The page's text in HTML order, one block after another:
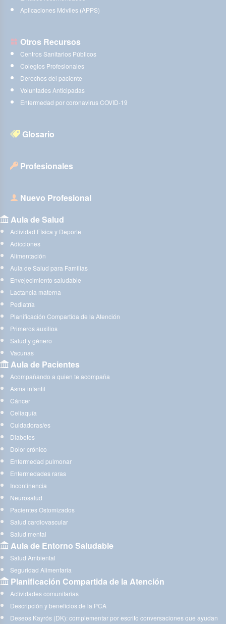
Aplicaciones Móviles (APPS)
Otros Recursos
Centros Sanitarios Públicos
Colegios Profesionales
Derechos del paciente
Voluntades Anticipadas
Enfermedad por coronavirus COVID-19
Glosario
Profesionales
Nuevo Profesional
Aula de Salud
Actividad Física y Deporte
Adicciones
Alimentación
Aula de Salud para Familias
Envejecimiento saludable
Lactancia materna
Pediatría
Planificación Compartida de la Atención
Primeros auxilios
Salud y género
Vacunas
Aula de Pacientes
Acompañando a quien te acompaña
Asma infantil
Cáncer
Celiaquía
Cuidadoras/es
Diabetes
Dolor crónico
Enfermedad pulmonar
Enfermedades raras
Incontinencia
Neurosalud
Pacientes Ostomizados
Salud cardiovascular
Salud mental
Aula de Entorno Saludable
Salud Ambiental
Seguridad Alimentaria
Planificación Compartida de la Atención
Actividades comunitarias
Descripción y beneficios de la PCA
Deseos Kayrós (DK): complementar por escrito conversaciones que ayudan